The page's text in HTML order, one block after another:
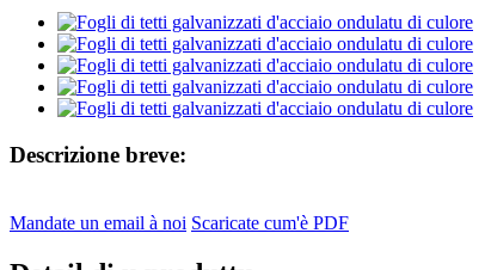
Descrizione breve:
Mandate un email à noi Scaricate cum'è PDF